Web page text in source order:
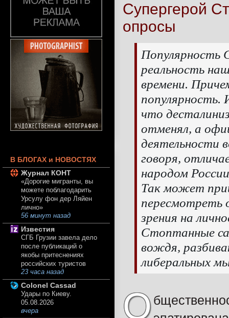
Супергерой
опросы
Популярность
реальность
времени.
что
отменял, а
деятельности
говоря,
народом
Так может
пересмотреть
зрения на
Стоптанные
вождя,
либеральных
О
В БЛОГАХ и НОВОСТЯХ
Журнал КОНТ
«Дорогие мигранты, вы
можете поблагодарить
Урсулу фон дер Ляйен
лично»
56 минут назад
Известия
СГБ Грузии завела дело
после публикаций о
якобы притеснениях
российских туристов
23 часа назад
Colonel Cassad
Удары по Киеву.
05.08.2026
вчера